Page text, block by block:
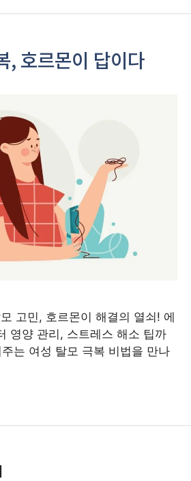
, 호르몬이 답이다
고민, 호르몬이 해결의 열쇠! 에
영양 관리, 스트레스 해소 팁까
는 여성 탈모 극복 비법을 만나